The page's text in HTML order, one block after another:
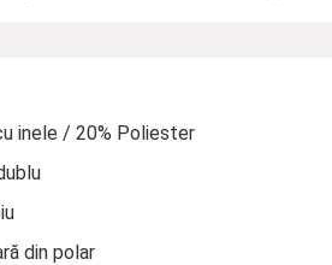
inele / 20% Poliester
din polar